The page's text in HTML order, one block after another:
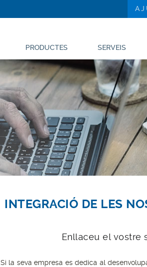
PRODUCTES SERVEIS
INTEGRACIÓ DE LES
Enllaceu el vostre
Si la seva empresa es dedica al